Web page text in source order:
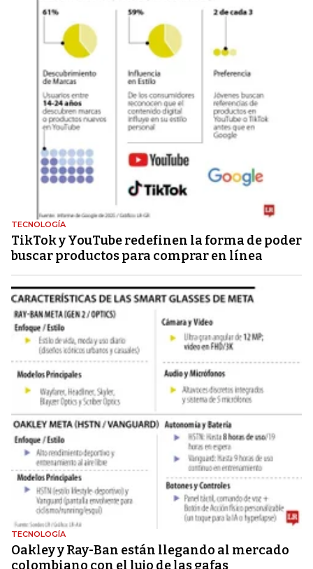
TECNOLOGÍA
TikTok y YouTube redefinen la forma de poder
buscar productos para comprar en línea
TECNOLOGÍA
Oakley y Ray-Ban están llegando al mercado
colombiano con el lujo de las gafas